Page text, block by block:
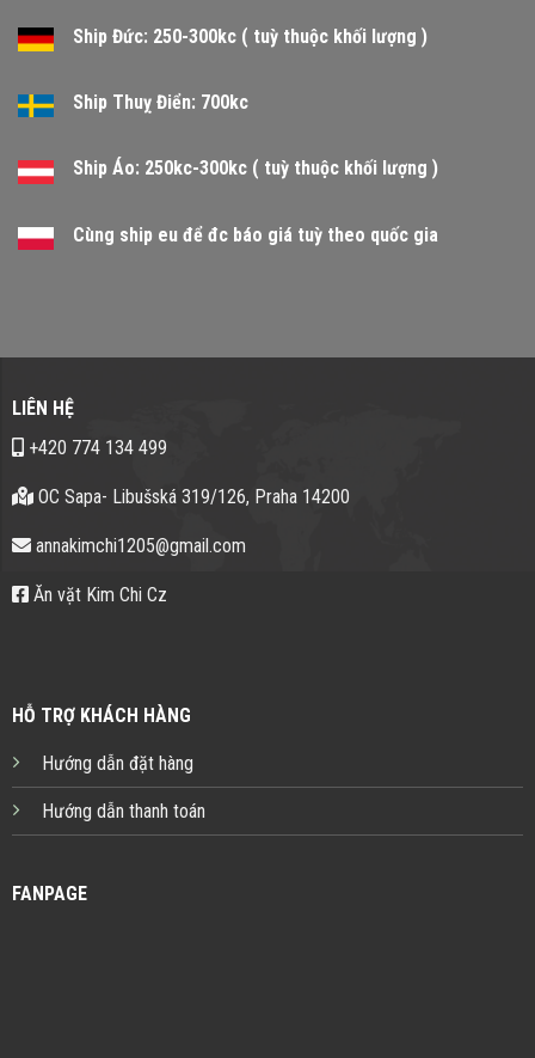
Ship Đức: 250-300kc ( tuỳ thuộc khối lượng )
Ship Thuỵ Điển: 700kc
Ship Áo: 250kc-300kc ( tuỳ thuộc khối lượng )
Cùng ship eu để đc báo giá tuỳ theo quốc gia
LIÊN HỆ
+420 774 134 499
OC Sapa- Libušská 319/126, Praha 14200
annakimchi1205@gmail.com
Ăn vặt Kim Chi Cz
HỖ TRỢ KHÁCH HÀNG
Hướng dẫn đặt hàng
Hướng dẫn thanh toán
FANPAGE